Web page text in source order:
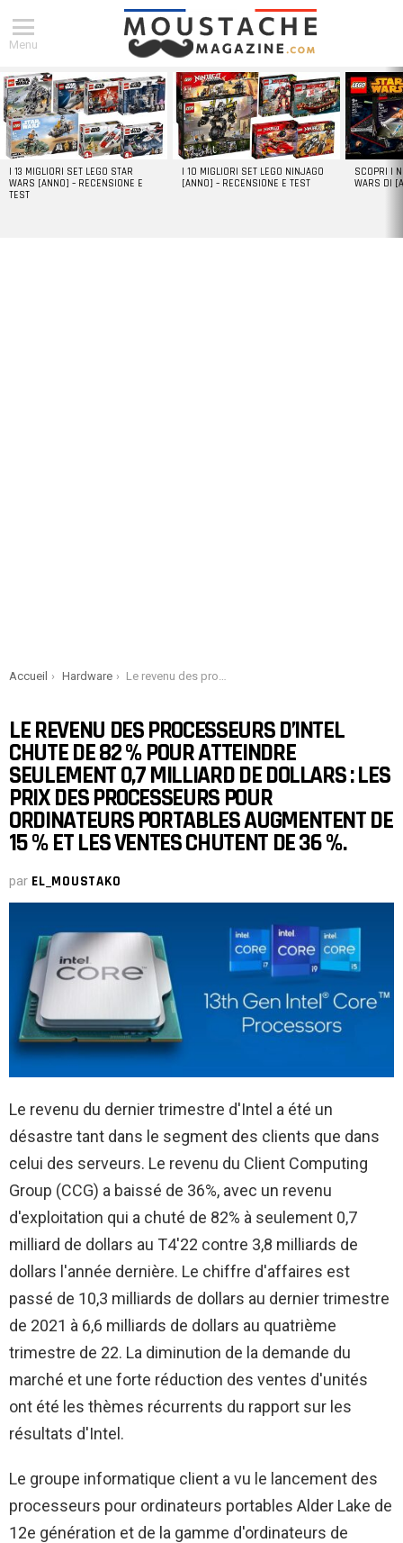
Menu
DERNIERS
ARTICLES
I 13 MIGLIORI SET LEGO STAR
WARS [ANNO] – RECENSIONE E
TEST
I 10 MIGLIORI SET LEGO NINJAGO
[ANNO] – RECENSIONE E TEST
SCOPRI I
WARS DI
You are here:
Accueil Hardware Le revenu des processeurs d’Intel chute de 82 % pour atteindre seulement 0,7 milliard de dollars : Les prix des processeurs pour ordinateurs portables augmentent de 15 % et les ventes chutent de 36 %.
LE REVENU DES PROCESSEURS D’INTEL
CHUTE DE 82 % POUR ATTEINDRE
SEULEMENT 0,7 MILLIARD DE DOLLARS : LES
PRIX DES PROCESSEURS POUR
ORDINATEURS PORTABLES AUGMENTENT DE
15 % ET LES VENTES CHUTENT DE 36 %.
par EL_MOUSTAKO
Le revenu du dernier trimestre d'Intel a été un
désastre tant dans le segment des clients que dans
celui des serveurs. Le revenu du Client Computing
Group (CCG) a baissé de 36%, avec un revenu
d'exploitation qui a chuté de 82% à seulement 0,7
milliard de dollars au T4'22 contre 3,8 milliards de
dollars l'année dernière. Le chiffre d'affaires est
passé de 10,3 milliards de dollars au dernier trimestre
de 2021 à 6,6 milliards de dollars au quatrième
trimestre de 22. La diminution de la demande du
marché et une forte réduction des ventes d'unités
ont été les thèmes récurrents du rapport sur les
résultats d'Intel.
Le groupe informatique client a vu le lancement des
processeurs pour ordinateurs portables Alder Lake de
12e génération et de la gamme d'ordinateurs de